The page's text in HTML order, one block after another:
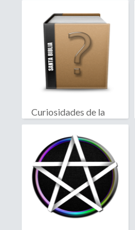
Curiosidades de la
Biblia